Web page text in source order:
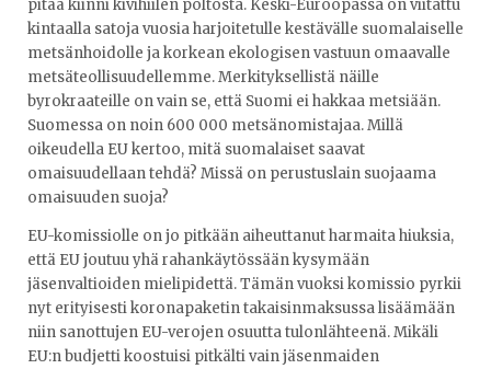
pitää kiinni kivihiilen poltosta. Keski-Euroopassa on viitattu
kintaalla satoja vuosia harjoitetulle kestävälle suomalaiselle
metsänhoidolle ja korkean ekologisen vastuun omaavalle
metsäteollisuudellemme. Merkityksellistä näille
byrokraateille on vain se, että Suomi ei hakkaa metsiään.
Suomessa on noin 600 000 metsänomistajaa. Millä
oikeudella EU kertoo, mitä suomalaiset saavat
omaisuudellaan tehdä? Missä on perustuslain suojaama
omaisuuden suoja?
EU-komissiolle on jo pitkään aiheuttanut harmaita hiuksia,
että EU joutuu yhä rahankäytössään kysymään
jäsenvaltioiden mielipidettä. Tämän vuoksi komissio pyrkii
nyt erityisesti koronapaketin takaisinmaksussa lisäämään
niin sanottujen EU-verojen osuutta tulonlähteenä. Mikäli
EU:n budjetti koostuisi pitkälti vain jäsenmaiden